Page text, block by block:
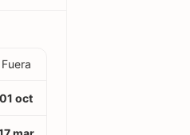
Fuera
01 oct